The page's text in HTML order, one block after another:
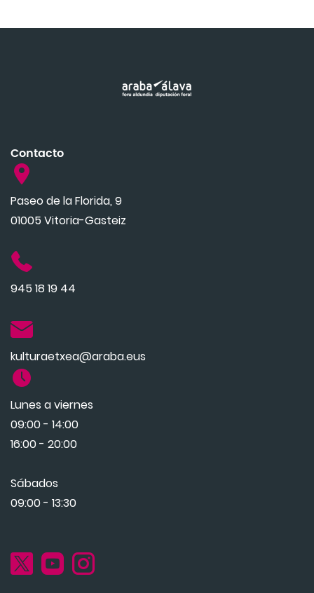
Contacto
Paseo de la Florida, 9
01005 Vitoria-Gasteiz
945 18 19 44
kulturaetxea@araba.eus
Lunes a viernes
09:00 - 14:00
16:00 - 20:00
Sábados
09:00 - 13:30